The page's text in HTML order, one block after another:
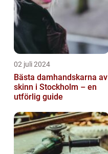
02 juli 2024
Bästa damhandskarna av
skinn i Stockholm – en
utförlig guide